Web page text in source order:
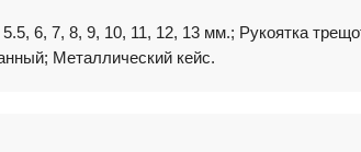
6, 7, 8, 9, 10, 11, 12, 13 мм.; Рукоятка
Металлический кейс.